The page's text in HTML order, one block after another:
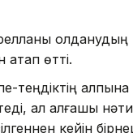
қолданудың
атап өтті.
теңдіктің қалпына
ал алғашқы
кейін